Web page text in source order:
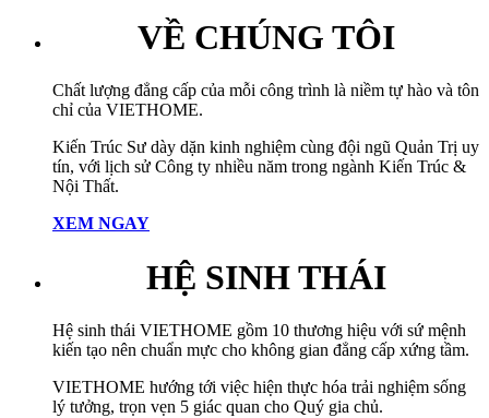
VỀ CHÚNG TÔI
Chất lượng đẳng cấp của mỗi công trình là niềm tự hào và tôn
chỉ của VIETHOME.
Kiến Trúc Sư dày dặn kinh nghiệm cùng đội ngũ Quản Trị uy
tín, với lịch sử Công ty nhiều năm trong ngành Kiến Trúc &
Nội Thất.
XEM NGAY
HỆ SINH THÁI
Hệ sinh thái VIETHOME gồm 10 thương hiệu với sứ mệnh
kiến tạo nên chuẩn mực cho không gian đẳng cấp xứng tầm.
VIETHOME hướng tới việc hiện thực hóa trải nghiệm sống
lý tưởng, trọn vẹn 5 giác quan cho Quý gia chủ.